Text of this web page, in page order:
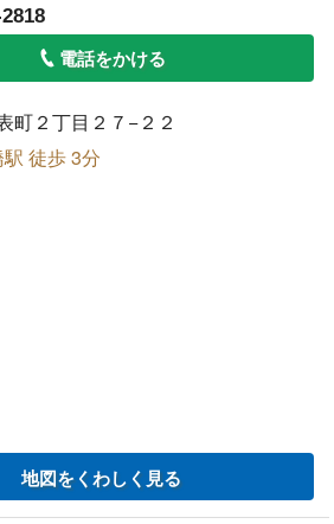
電話をかける
町２丁目２７−２２
徒歩 3分
地図をくわしく見る